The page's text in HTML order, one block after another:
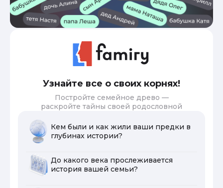
Узнайте все о своих корнях!
Постройте семейное древо —
раскройте тайны своей родословной
Кем были и как жили ваши предки в
глубинах истории?
До какого века прослеживается
история вашей семьи?